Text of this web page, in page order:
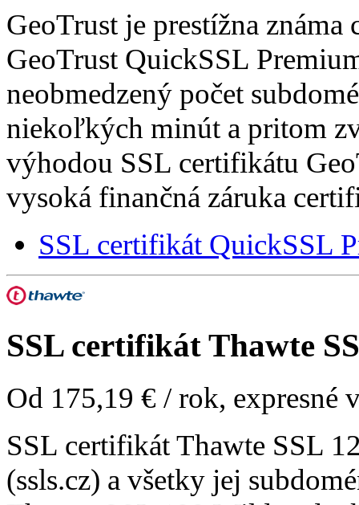
GeoTrust je prestížna
GeoTrust QuickSSL
neobmedzený počet
niekoľkých minút a pritom
výhodou SSL certifikátu
vysoká finančná záruka
SSL certifikát QuickSSL
SSL certifikát Thawte
Od 175,19 € / rok, expresné
SSL certifikát Thawte SSL
(ssls.cz) a všetky jej